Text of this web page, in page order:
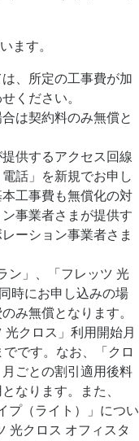
ます。
、所定の工事費が加
ください。
は契約料のみ無償と
供するアクセス回線
話」を新規でお申し
工事費も無償化の対
事業者さまが提供す
ーション事業者さま
ン」、「フレッツ 光
時にお申し込みの場
み無償となります。
クロス」利用開始月
です。なお、「クロ
ごとの割引適用後料
なります。また、
プ（ライト）」につい
光クロス オフィスタ